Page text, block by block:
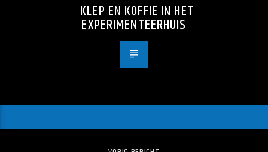
KLEP EN KOFFIE IN HET
EXPERIMENTEERHUIS